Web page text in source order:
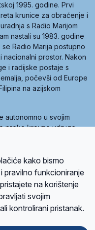
1995. godine. Prvi
krunice za obraćenje i
s Radio Marijom
nastali su 1983. godine
Radio Marija postupno
nacionalni prostor. Nakon
i radijske postaje s
počevši od Europe
na azijskom
autonomno u svojim
preko krovne udruge
je sedam članica, među
KontaktPravila privatnosti
sustavom
kako bismo
pravilno funkcioniranje
na korištenje
svojim
kontrolirani pristanak.